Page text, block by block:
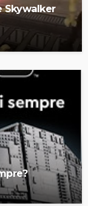
Skywalker